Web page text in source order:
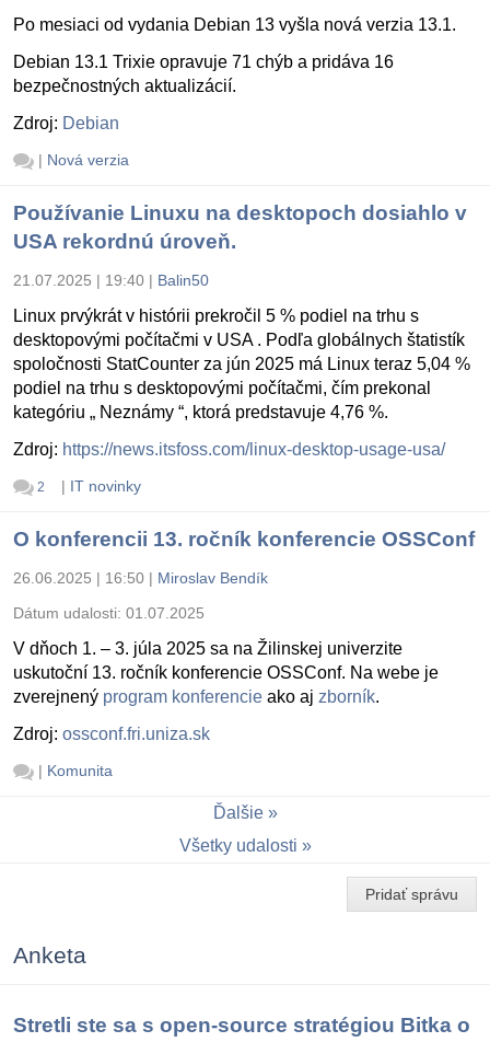
Po mesiaci od vydania Debian 13 vyšla nová verzia 13.1.
Debian 13.1 Trixie opravuje 71 chýb a pridáva 16
bezpečnostných aktualizácií.
Zdroj: Debian
| Nová verzia
Používanie Linuxu na desktopoch dosiahlo v
USA rekordnú úroveň.
21.07.2025 | 19:40 | Balin50
Linux prvýkrát v histórii prekročil 5 % podiel na trhu s
desktopovými počítačmi v USA . Podľa globálnych štatistík
spoločnosti StatCounter za jún 2025 má Linux teraz 5,04 %
podiel na trhu s desktopovými počítačmi, čím prekonal
kategóriu „ Neznámy “, ktorá predstavuje 4,76 %.
Zdroj: https://news.itsfoss.com/linux-desktop-usage-usa/
2 | IT novinky
O konferencii 13. ročník konferencie OSSConf
26.06.2025 | 16:50 | Miroslav Bendík
Dátum udalosti: 01.07.2025
V dňoch 1. – 3. júla 2025 sa na Žilinskej univerzite
uskutoční 13. ročník konferencie OSSConf. Na webe je
zverejnený program konferencie ako aj zborník.
Zdroj: ossconf.fri.uniza.sk
| Komunita
Ďalšie
Všetky udalosti
Pridať správu
Anketa
Stretli ste sa s open-source stratégiou Bitka o